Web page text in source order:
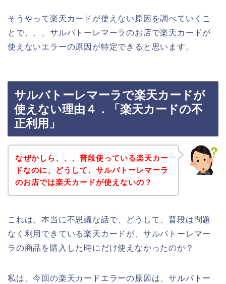
そうやって楽天カードが使えない原因を調べていくこ
とで、、、サルバトーレマーラのお店で楽天カードが
使えないエラーの原因が特定できると思います。
サルバトーレマーラで楽天カードが
使えない理由４．「楽天カードの不
正利用」
なぜかしら、、、普段使っている楽天カー
ドなのに、どうして、サルバトーレマーラ
のお店では楽天カードが使えないの？
これは、本当に不思議な話で、どうして、普段は問題
なく利用できている楽天カードが、サルバトーレマー
ラの商品を購入した時にだけ使えなかったのか？
私は、今回の楽天カードエラーの原因は、サルバトー